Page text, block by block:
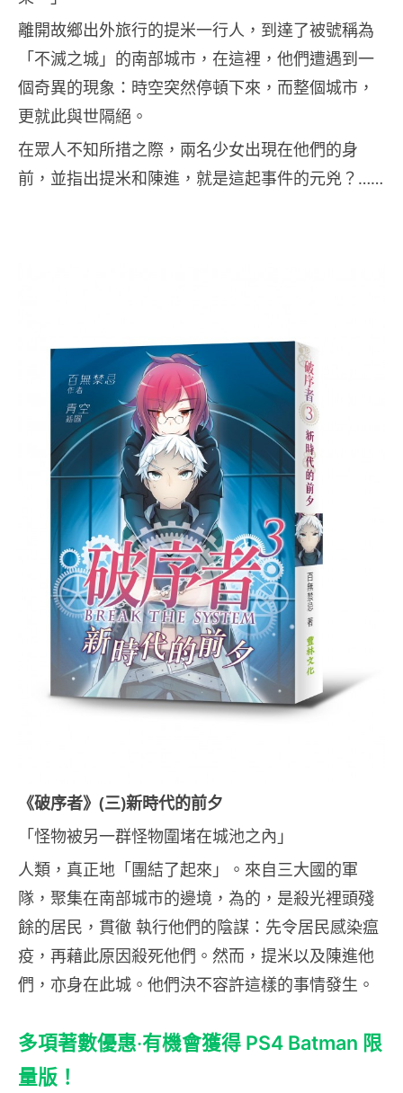
離開故鄉出外旅行的提米一行人，到達了被號稱為
「不滅之城」的南部城市，在這裡，他們遭遇到一
個奇異的現象：時空突然停頓下來，而整個城市，
更就此與世隔絕。
在眾人不知所措之際，兩名少女出現在他們的身
前，並指出提米和陳進，就是這起事件的元兇？……
《破序者》 (三)新時代的前夕
「怪物被另一群怪物圍堵在城池之內」
人類，真正地「團結了起來」。來自三大國的軍
隊，聚集在南部城市的邊境，為的，是殺光裡頭殘
餘的居民，貫徹 執行他們的陰謀：先令居民感染瘟
疫，再藉此原因殺死他們。然而，提米以及陳進他
們，亦身在此城。他們決不容許這樣的事情發生。
多項著數優惠‧有機會獲得 PS4 Batman 限
量版！